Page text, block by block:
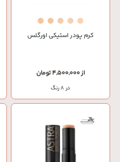
کرم پودر استیکی اورگلس
از 4,500,000 تومان
در 8 رنگ